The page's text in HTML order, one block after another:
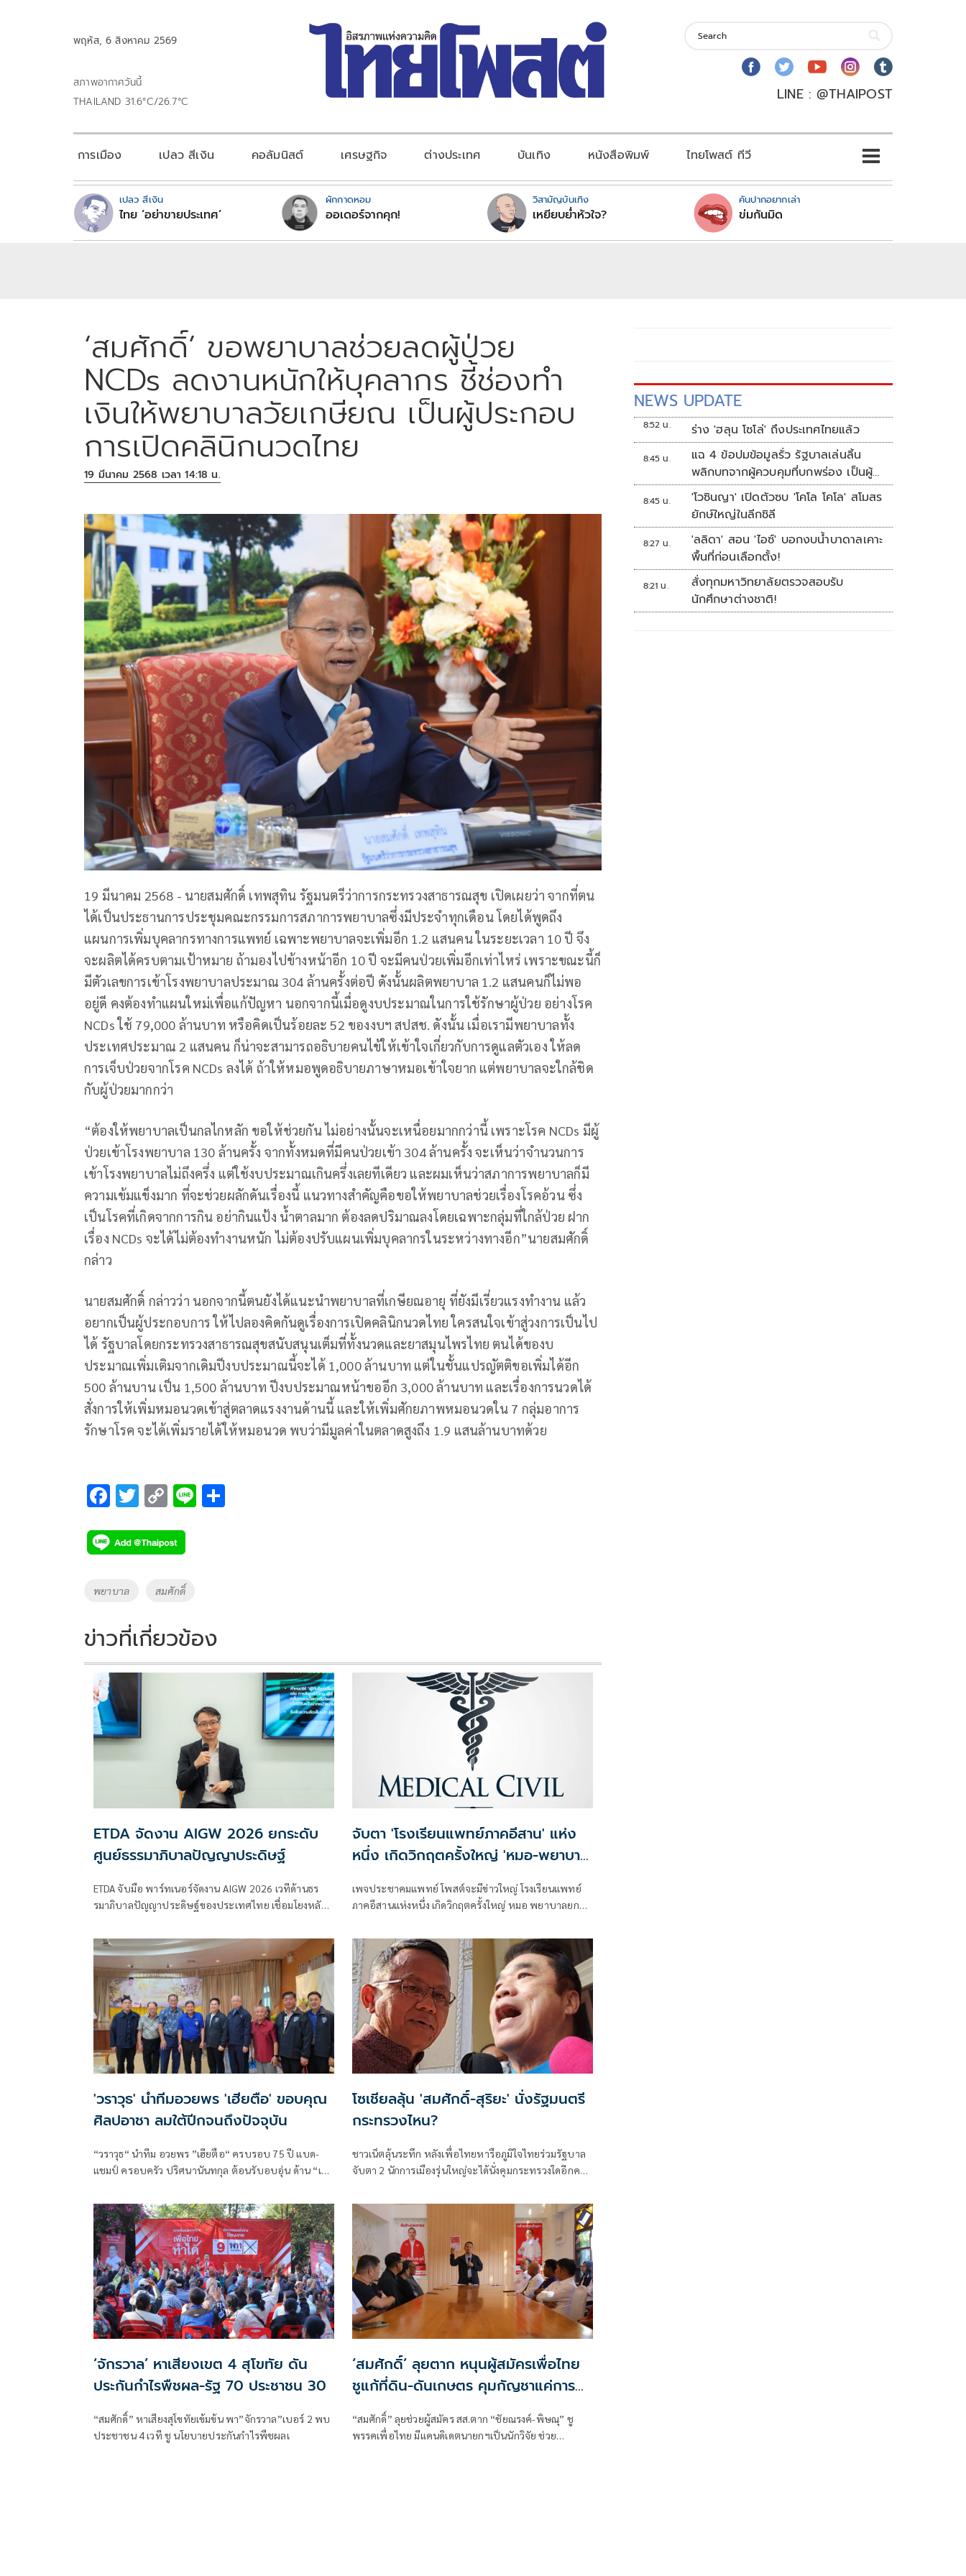
พฤหัส, 6 สิงหาคม 2569
สภาพอากาศวันนี้
THAILAND 31.6°C/26.7°C
LINE : @THAIPOST
การเมือง เปลว สีเงิน คอลัมนิสต์ เศรษฐกิจ ต่างประเทศ บันเทิง หนังสือพิมพ์ ไทยโพสต์ ทีวี
เปลว สีเงิน
ไทย ‘อย่าขายประเทศ’
ผักกาดหอม
ออเดอร์จากคุก!
วิสามัญบันเทิง
เหยียบย่ำหัวใจ?
คันปากอยากเล่า
ข่มกันมิด
‘สมศักดิ์’ ขอพยาบาลช่วยลดผู้ป่วย
NCDs ลดงานหนักให้บุคลากร ชี้ช่องทำ
เงินให้พยาบาลวัยเกษียณ เป็นผู้ประกอบ
การเปิดคลินิกนวดไทย
19 มีนาคม 2568 เวลา 14:18 น.
19 มีนาคม 2568 - นายสมศักดิ์ เทพสุทิน รัฐมนตรีว่าการกระทรวงสาธารณสุข เปิดเผยว่า จากที่ตน
ได้เป็นประธานการประชุมคณะกรรมการสภาการพยาบาลซึ่งมีประจำทุกเดือน โดยได้พูดถึง
แผนการเพิ่มบุคลากรทางการแพทย์ เฉพาะพยาบาลจะเพิ่มอีก 1.2 แสนคน ในระยะเวลา 10 ปี จึง
จะผลิตได้ครบตามเป้าหมาย ถ้ามองไปข้างหน้าอีก 10 ปี จะมีคนป่วยเพิ่มอีกเท่าไหร่ เพราะขณะนี้ก็
มีตัวเลขการเข้าโรงพยาบาลประมาณ 304 ล้านครั้งต่อปี ดังนั้นผลิตพยาบาล 1.2 แสนคนก็ไม่พอ
อยู่ดี คงต้องทำแผนใหม่เพื่อแก้ปัญหา นอกจากนี้เมื่อดูงบประมาณในการใช้รักษาผู้ป่วย อย่างโรค
NCDs ใช้ 79,000 ล้านบาท หรือคิดเป็นร้อยละ 52 ของงบฯ สปสช. ดังนั้น เมื่อเรามีพยาบาลทั้ง
ประเทศประมาณ 2 แสนคน ก็น่าจะสามารถอธิบายคนไข้ให้เข้าใจเกี่ยวกับการดูแลตัวเอง ให้ลด
การเจ็บป่วยจากโรค NCDs ลงได้ ถ้าให้หมอพูดอธิบายภาษาหมอเข้าใจยาก แต่พยาบาลจะใกล้ชิด
กับผู้ป่วยมากกว่า
“ต้องให้พยาบาลเป็นกลไกหลัก ขอให้ช่วยกัน ไม่อย่างนั้นจะเหนื่อยมากกว่านี้ เพราะโรค NCDs มีผู้
ป่วยเข้าโรงพยาบาล 130 ล้านครั้ง จากทั้งหมดที่มีคนป่วยเข้า 304 ล้านครั้ง จะเห็นว่าจำนวนการ
เข้าโรงพยาบาลไม่ถึงครึ่ง แต่ใช้งบประมาณเกินครึ่งเลยทีเดียว และผมเห็นว่าสภาการพยาบาลก็มี
ความเข้มแข็งมาก ที่จะช่วยผลักดันเรื่องนี้ แนวทางสำคัญคือขอให้พยาบาลช่วยเรื่องโรคอ้วน ซึ่ง
เป็นโรคที่เกิดจากการกิน อย่ากินแป้ง น้ำตาลมาก ต้องลดปริมาณลงโดยเฉพาะกลุ่มที่ใกล้ป่วย ฝาก
เรื่อง NCDs จะได้ไม่ต้องทำงานหนัก ไม่ต้องปรับแผนเพิ่มบุคลากรในระหว่างทางอีก”นายสมศักดิ์
กล่าว
นายสมศักดิ์ กล่าวว่า นอกจากนี้ตนยังได้แนะนำพยาบาลที่เกษียณอายุ ที่ยังมีเรี่ยวแรงทำงาน แล้ว
อยากเป็นผู้ประกอบการ ให้ไปลองคิดกันดูเรื่องการเปิดคลินิกนวดไทย ใครสนใจเข้าสู่วงการเป็นไป
ได้ รัฐบาลโดยกระทรวงสาธารณสุขสนับสนุนเต็มที่ทั้งนวดและยาสมุนไพรไทย ตนได้ของบ
ประมาณเพิ่มเติมจากเดิมปีงบประมาณนี้จะได้ 1,000 ล้านบาท แต่ในชั้นแปรญัตติขอเพิ่มได้อีก
500 ล้านบาน เป็น 1,500 ล้านบาท ปีงบประมาณหน้าขออีก 3,000 ล้านบาท และเรื่องการนวดได้
สั่งการให้เพิ่มหมอนวดเข้าสู่ตลาดแรงงานด้านนี้ และให้เพิ่มศักยภาพหมอนวดใน 7 กลุ่มอาการ
รักษาโรค จะได้เพิ่มรายได้ให้หมอนวด พบว่ามีมูลค่าในตลาดสูงถึง 1.9 แสนล้านบาทด้วย
F
e
b
o
k
T
tt
er
C
p
y
Li
k
Li
Tags
พยาบาล สมศักดิ์
ข่าวที่เกี่ยวข้อง
ETDA จัดงาน AIGW 2026 ยกระดับ
ศูนย์ธรรมาภิบาลปัญญาประดิษฐ์
ETDA จับมือ พาร์ทเนอร์จัดงาน AIGW 2026 เวทีด้านธร
รมาภิบาลปัญญาประดิษฐ์ของประเทศไทย เชื่อมโยงหลัก
ไปใช้ได้จริงในบริบทของประเทศไทย
จับตา 'โรงเรียนแพทย์ภาคอีสาน' แห่ง
หนึ่ง เกิดวิกฤตครั้งใหญ่ 'หมอ-พยาบาล'
เพจประชาคมแพทย์ โพสต์จะมีข่าวใหญ่ โรงเรียนแพทย์
ภาคอีสานแห่งหนึ่ง เกิดวิกฤตครั้งใหญ่ หมอ พยาบาลยกทีม
ประเทศแล้วกำลังกู่ไม่กลับ
'วราวุธ' นำทีมอวยพร 'เฮียตือ' ขอบคุณ
ศิลปอาชา ลมใต้ปีกจนถึงปัจจุบัน
“วราวุธ“ นำทีม อวยพร ”เฮียตือ“ ครบรอบ 75 ปี แบด-
แชมป์ ครอบครัว ปริศนานันทกุล ต้อนรับอบอุ่น ด้าน “เฮีย
ปัจจุบัน
โซเชียลลุ้น 'สมศักดิ์-สุริยะ' นั่งรัฐมนตรี
กระทรวงไหน?
ชาวเน็ตลุ้นระทึก หลังเพื่อไทยหารือภูมิใจไทยร่วมรัฐบาล
จับตา 2 นักการเมืองรุ่นใหญ่จะได้นั่งคุมกระทรวงใดอีกครั้ง
‘จักรวาล’ หาเสียงเขต 4 สุโขทัย ดัน
ประกันกำไรพืชผล-รัฐ 70 ประชาชน 30
“สมศักดิ์” หาเสียงสุโขทัยเข้มข้น พา”จักรวาล”เบอร์ 2 พบ
ประชาชน 4 เวที ชู นโยบายประกันกำไรพืชผลเ
‘สมศักดิ์’ ลุยตาก หนุนผู้สมัครเพื่อไทย
ชูแก้ที่ดิน-ดันเกษตร คุมกัญชาแค่การ
แพทย์
“สมศักดิ์” ลุยช่วยผู้สมัคร สส.ตาก “ชัยณรงค์-พิษณุ” ชู
พรรคเพื่อไทย มีแคนดิเดตนายกฯเป็นนักวิจัย ช่วย
NEWS UPDATE
8:52 น. ร่าง 'ฮลุน โซโล่' ถึงประเทศไทยแล้ว
8:45 น.
แฉ 4 ข้อปมข้อมูลรั่ว รัฐบาลเล่นลิ้น
พลิกบทจากผู้ควบคุมที่บกพร่อง เป็นผู้
เสียหายขู่ฟ้องคนเอาความจริงมาพูด
8:45 น.
'โวซินญา' เปิดตัวซบ 'โคโล โคโล' สโมสร
ยักษ์ใหญ่ในลีกชิลี
8:27 น.
'ลลิดา' สอน 'ไอซ์' บอกงบน้ำบาดาลเคาะ
พื้นที่ก่อนเลือกตั้ง!
8:21 น.
สั่งทุกมหาวิทยาลัยตรวจสอบรับ
นักศึกษาต่างชาติ!